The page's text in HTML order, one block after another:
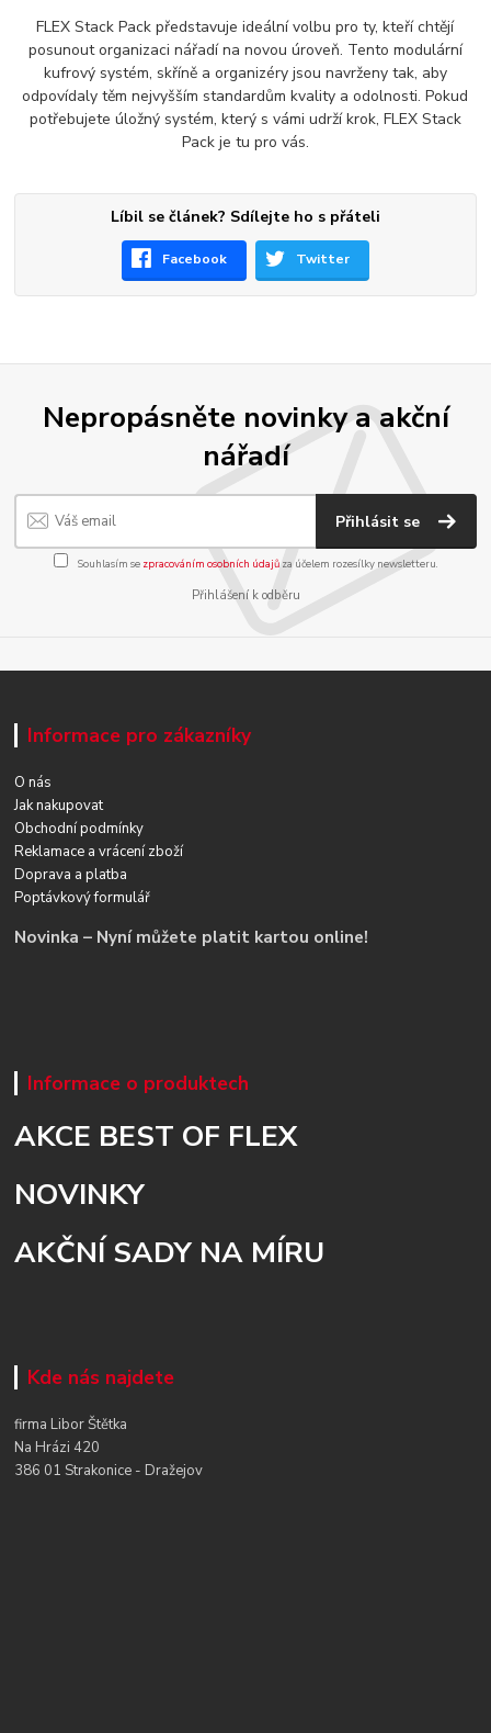
FLEX Stack Pack představuje ideální volbu pro ty, kteří chtějí
posunout organizaci nářadí na novou úroveň. Tento modulární
kufrový systém, skříně a organizéry jsou navrženy tak, aby
odpovídaly těm nejvyšším standardům kvality a odolnosti. Pokud
potřebujete úložný systém, který s vámi udrží krok, FLEX Stack
Pack je tu pro vás.
Líbil se článek? Sdílejte ho s přáteli
Facebook Twitter
Nepropásněte novinky a akční
nářadí
Přihlásit se
Souhlasím se zpracováním osobních údajůza účelem rozesílky newsletteru.
Přihlášení k odběru
Informace pro zákazníky
O nás
Jak nakupovat
Obchodní podmínky
Reklamace a vrácení zboží
Doprava a platba
Poptávkový formulář
Novinka – Nyní můžete platit kartou online!
Informace o produktech
AKCE BEST OF FLEX
NOVINKY
AKČNÍ SADY NA MÍRU
Kde nás najdete
firma Libor Štětka
Na Hrázi 420
386 01 Strakonice - Dražejov